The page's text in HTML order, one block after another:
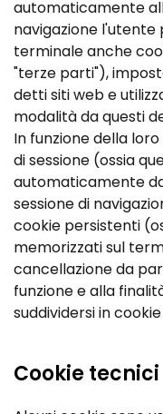
automaticamente
navigazione
terminale anche
"terze parti"),
detti siti web e
modalità da questi
In funzione della
di sessione (ossia
automaticamente
sessione di
cookie persistenti
memorizzati sul
cancellazione da
funzione e alla
suddividersi in
Cookie tecnici